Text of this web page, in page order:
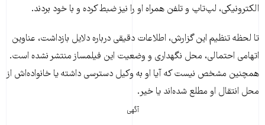
الکترونیکی، لپ‌تاپ و تلفن همراه او را نیز ضبط کرده و با خود بردند.
تا لحظه تنظیم این گزارش، اطلاعات دقیقی درباره دلایل بازداشت، عناوین
اتهامی احتمالی، محل نگهداری و وضعیت این فیلمساز منتشر نشده است.
همچنین مشخص نیست که آیا او به وکیل دسترسی داشته یا خانواده‌اش از
محل انتقال او مطلع شده‌اند یا خیر.
آگهی